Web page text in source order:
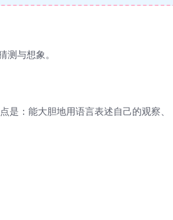
与想象。
：能大胆地用语言表述自己的观察、